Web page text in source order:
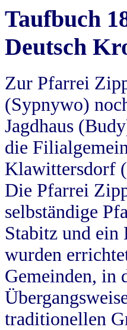
Taufbuch
Deutsch
Zur Pfarrei
(Sypnywo)
Jagdhaus
die
Klawittersdorf
Die Pfarrei
selbständige
Stabitz und
wurden
Gemeinden, in
traditionellen